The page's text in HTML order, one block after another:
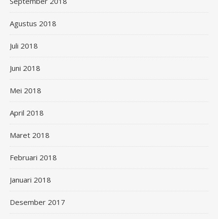
Agustus 2018
Juli 2018
Juni 2018
Mei 2018
April 2018
Maret 2018
Februari 2018
Januari 2018
Desember 2017